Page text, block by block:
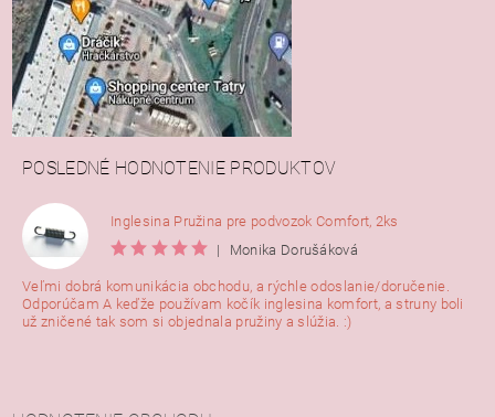
POSLEDNÉ HODNOTENIE PRODUKTOV
Inglesina Pružina pre podvozok Comfort, 2ks
|
Monika Dorušáková
Veľmi dobrá komunikácia obchodu, a rýchle odoslanie/doručenie.
Odporúčam A keďže používam kočík inglesina komfort, a struny boli
už zničené tak som si objednala pružiny a slúžia. :)